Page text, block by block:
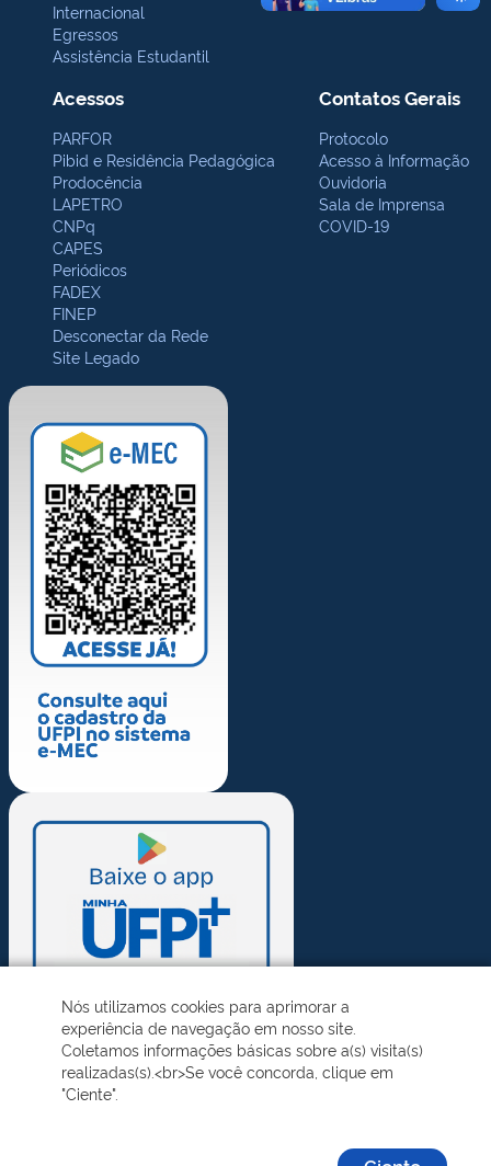
Internacional
Egressos
Assistência Estudantil
Acessos
PARFOR
Pibid e Residência Pedagógica
Prodocência
LAPETRO
CNPq
CAPES
Periódicos
FADEX
FINEP
Desconectar da Rede
Site Legado
Contatos Gerais
Protocolo
Acesso à Informação
Ouvidoria
Sala de Imprensa
COVID-19
Nós utilizamos cookies para aprimorar a
experiência de navegação em nosso site.
Coletamos informações básicas sobre a(s) visita(s)
realizadas(s).<br>Se você concorda, clique em
"Ciente".